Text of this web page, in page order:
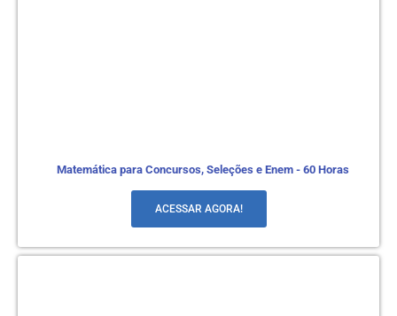
Matemática para Concursos, Seleções e Enem - 60 Horas
ACESSAR AGORA!